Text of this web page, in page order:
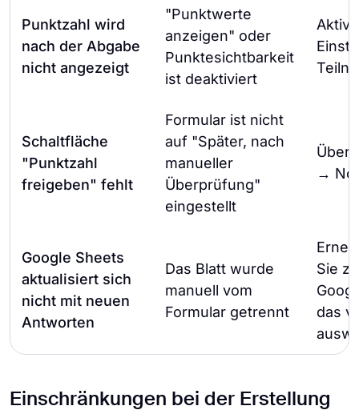
Punktzahl wird
nach der Abgabe
nicht angezeigt
"Punktwerte
anzeigen" oder
Punktesichtbarkeit
ist deaktiviert
Schaltfläche
"Punktzahl
freigeben" fehlt
Formular ist nicht
auf "Später, nach
manueller
Überprüfung"
eingestellt
→
Google Sheets
aktualisiert sich
nicht mit neuen
Antworten
Das Blatt wurde
manuell vom
Formular getrennt
Sie
das
Einschränkungen bei der Erstellung